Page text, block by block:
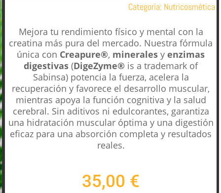
Categoría: Nutricosmética
Mejora tu rendimiento físico y mental con la
creatina más pura del mercado. Nuestra fórmula
única con Creapure®, minerales y enzimas
digestivas (DigeZyme® is a trademark of
Sabinsa) potencia la fuerza, acelera la
recuperación y favorece el desarrollo muscular,
mientras apoya la función cognitiva y la salud
cerebral. Sin aditivos ni edulcorantes, garantiza
una hidratación muscular óptima y una digestión
eficaz para una absorción completa y resultados
reales.
35,00 €